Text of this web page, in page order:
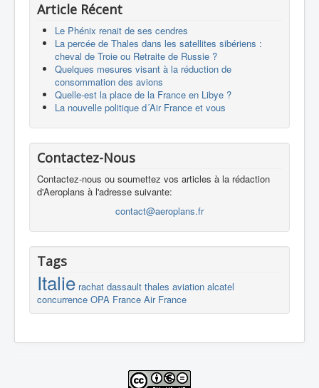
Europespace
Drones
Article Récent
Le Phénix renait de ses cendres
La percée de Thales dans les satellites sibériens :
cheval de Troie ou Retraite de Russie ?
Quelques mesures visant à la réduction de
consommation des avions
Quelle-est la place de la France en Libye ?
La nouvelle politique d´Air France et vous
Contactez-Nous
Contactez-nous ou soumettez vos articles à la rédaction
d'Aeroplans à l'adresse suivante:
contact@aeroplans.fr
Tags
Italie rachat dassault thales aviation alcatel
concurrence OPA France Air France